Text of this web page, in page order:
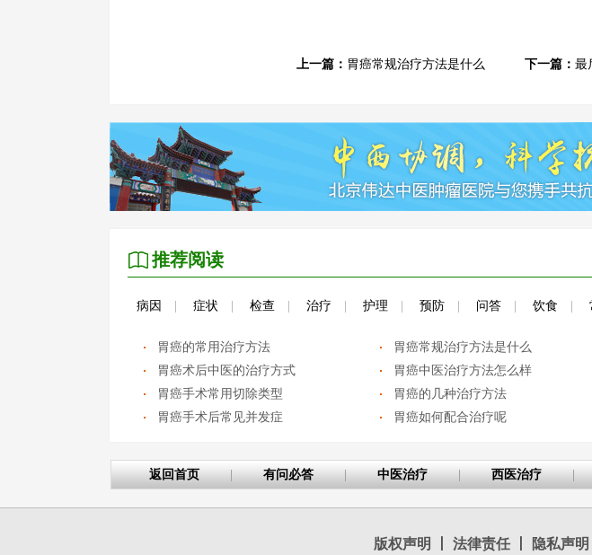
上一篇： 胃癌常规治疗方法是什么 下一篇： 最
推荐阅读
病因 症状 检查 治疗 护理 预防 问答 饮食
胃癌的常用治疗方法 胃癌常规治疗方法是什么
胃癌术后中医的治疗方式
胃癌中医治疗方法怎么样
胃癌手术常用切除类型
胃癌的几种治疗方法
胃癌手术后常见并发症
胃癌如何配合治疗呢
返回首页 有问必答 中医治疗 西医治疗
版权声明 法律责任 隐私声明